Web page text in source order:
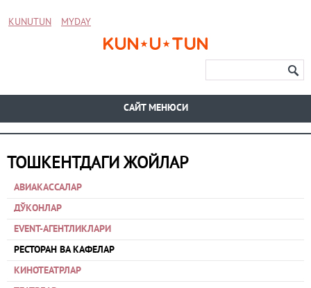
KUNUTUN MYDAY
CАЙТ МЕНЮСИ
ТОШКЕНТДАГИ ЖОЙЛАР
АВИАКАССАЛАР
ДЎКОНЛАР
EVENT-АГЕНТЛИКЛАРИ
РЕСТОРАН ВА КАФЕЛАР
КИНОТЕАТРЛАР